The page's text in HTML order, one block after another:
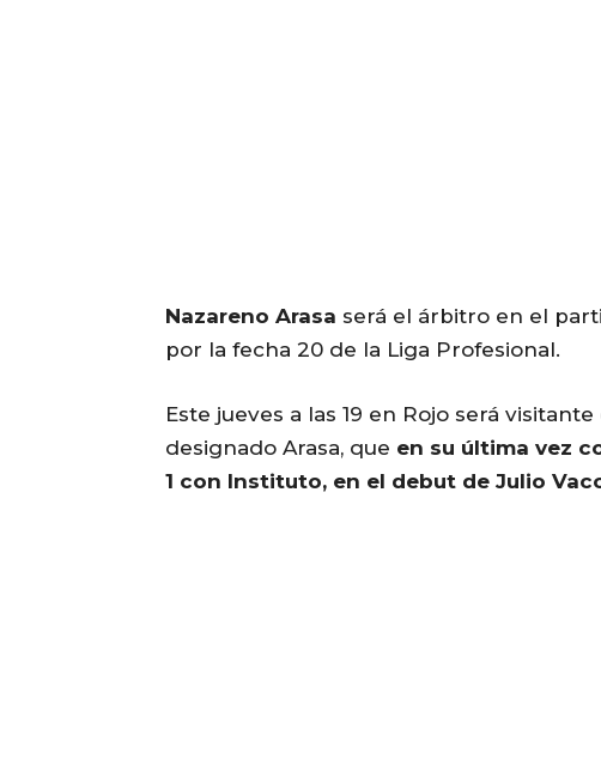
Nazareno Arasa será el árbitro en el
por la fecha 20 de la Liga Profesional.
Este jueves a las 19 en Rojo será
designado Arasa, que en su última vez
1 con Instituto, en el debut de Julio